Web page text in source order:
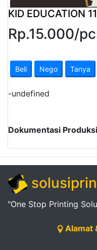
Ganti
Password
Logout
KID EDUCATION 11
Rp.15.000/
Beli Nego Tanya
-undefined
Dokumentasi Produksi
"One Stop Printing
Alamat